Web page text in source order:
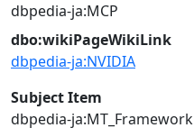
dbpedia-ja:MCP
dbo:wikiPageWikiLink
dbpedia-ja:NVIDIA
Subject Item
dbpedia-ja:MT_Framework